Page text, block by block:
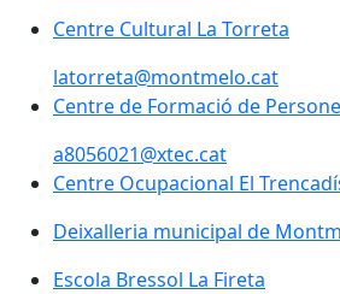
Centre Cultural La Torreta
latorreta@montmelo.cat
Centre de Formació de
a8056021@xtec.cat
Centre Ocupacional El
Deixalleria municipal de
Escola Bressol La Fireta